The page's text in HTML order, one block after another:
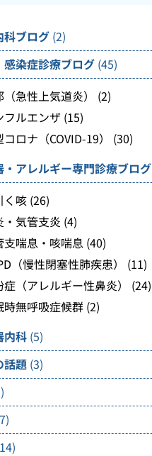
科ブログ (2)
感染症診療ブログ (45)
（急性上気道炎）
(2)
フルエンザ (15)
ロナ（COVID-19）
(30)
・アレルギー専門診療ブログ
く咳 (26)
・気管支炎 (4)
支喘息・咳喘息 (40)
（慢性閉塞性肺疾患）
(11)
（アレルギー性鼻炎）
(24)
時無呼吸症候群 (2)
内科 (5)
話題 (3)